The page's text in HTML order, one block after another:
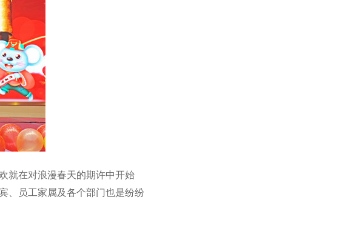
就在对浪漫春天的期许中开始
、员工家属及各个部门也是纷纷